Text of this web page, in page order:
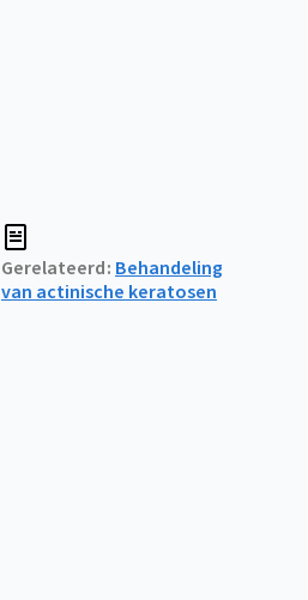
Gerelateerd Behandeling
van actinische keratosen